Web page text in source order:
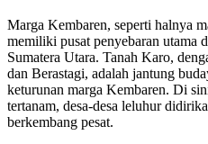
Marga Kembaren, seperti halnya
memiliki pusat penyebaran utama
Sumatera Utara. Tanah Karo,
dan Berastagi, adalah jantung
keturunan marga Kembaren. Di
tertanam, desa-desa leluhur
berkembang pesat.